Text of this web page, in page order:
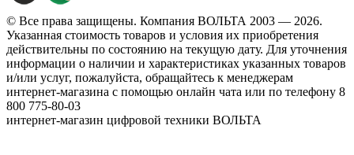
© Все права защищены. Компания ВОЛЬТА 2003 — 2026.
Указанная стоимость товаров и условия их приобретения
действительны по состоянию на текущую дату. Для уточнения
информации о наличии и характеристиках указанных товаров
и/или услуг, пожалуйста, обращайтесь к менеджерам
интернет-магазина с помощью онлайн чата или по телефону 8
800 775-80-03
интернет-магазин цифровой техники ВОЛЬТА